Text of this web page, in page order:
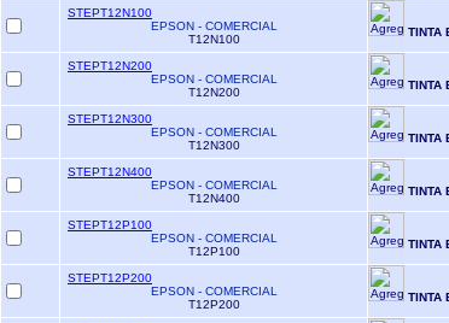
STEPT12N100
EPSON - COMERCIAL
T12N100
TINTA
STEPT12N200
EPSON - COMERCIAL
T12N200
TINTA
STEPT12N300
EPSON - COMERCIAL
T12N300
TINTA
STEPT12N400
EPSON - COMERCIAL
T12N400
TINTA
STEPT12P100
EPSON - COMERCIAL
T12P100
TINTA
STEPT12P200
EPSON - COMERCIAL
T12P200
TINTA